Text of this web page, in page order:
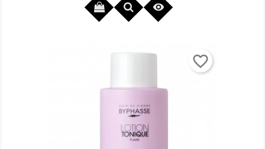

favorite_border